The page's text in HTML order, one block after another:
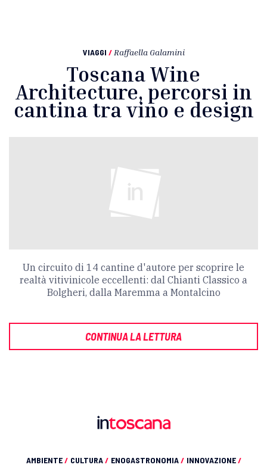
VIAGGI / Raffaella Galamini
Toscana Wine
Architecture, percorsi in
cantina tra vino e design
Un circuito di 14 cantine d'autore per scoprire le
realtà vitivinicole eccellenti: dal Chianti Classico a
Bolgheri, dalla Maremma a Montalcino
CONTINUA LA LETTURA
AMBIENTE/ CULTURA/ ENOGASTRONOMIA/ INNOVAZIONE/